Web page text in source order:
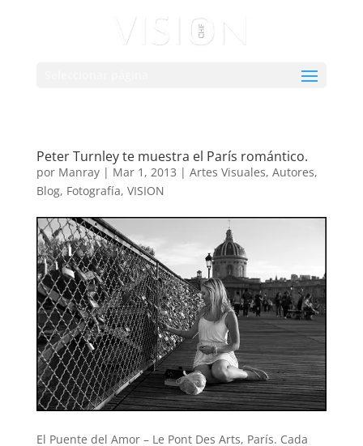
Peter Turnley te muestra el París romántico.
por Manray| Mar 1, 2013 | Artes Visuales, Autores,
Blog, Fotografía, VISION
El Puente del Amor – Le Pont Des Arts, París. Cada